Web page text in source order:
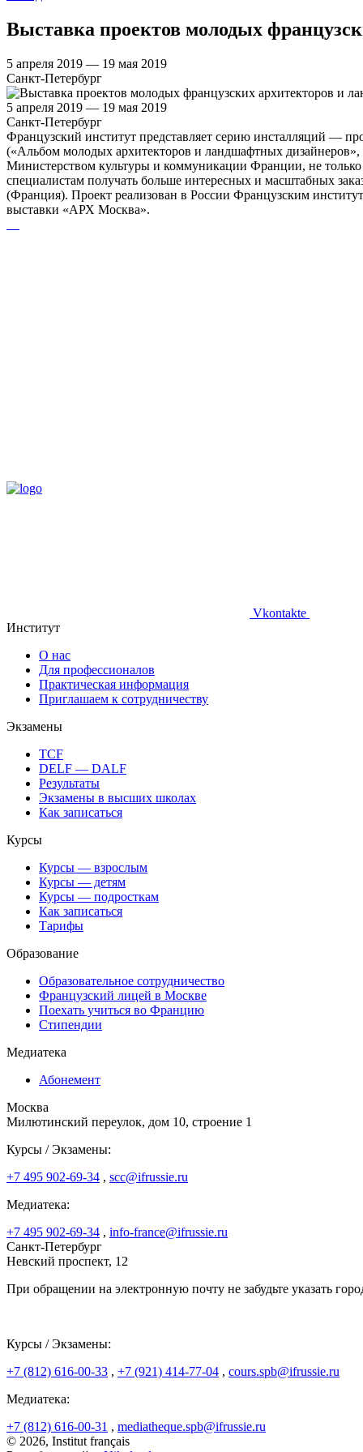
Выставка проектов молодых
5 апреля 2019 — 19 мая 2019
Санкт-Петербург
5 апреля 2019 — 19 мая 2019
Санкт-Петербург
Французский институт представляет серию инсталляций —
(«Альбом молодых архитекторов и ландшафтных дизайнеров»,
Министерством культуры и коммуникации Франции, не
специалистам получать больше интересных и масштабных
(Франция). Проект реализован в России Французским
выставки «АРХ Москва».
Vkontakte
Институт
О нас
Для профессионалов
Практическая информация
Приглашаем к сотрудничеству
Экзамены
TCF
DELF — DALF
Результаты
Экзамены в высших школах
Как записаться
Курсы
Курсы — взрослым
Курсы — детям
Курсы — подросткам
Как записаться
Тарифы
Образование
Образовательное сотрудничество
Французский лицей в Москве
Поехать учиться во Францию
Стипендии
Медиатека
Абонемент
Москва
Милютинский переулок, дом 10, строение 1
Курсы / Экзамены:
+7 495 902-69-34 , scc@ifrussie.ru
Медиатека:
+7 495 902-69-34 , info-france@ifrussie.ru
Санкт-Петербург
Невский проспект, 12
При обращении на электронную почту не забудьте указать
Курсы / Экзамены:
+7 (812) 616-00-33 , +7 (921) 414-77-04 , cours.spb@ifrussie.ru
Медиатека:
+7 (812) 616-00-31 , mediatheque.spb@ifrussie.ru
© 2026, Institut français